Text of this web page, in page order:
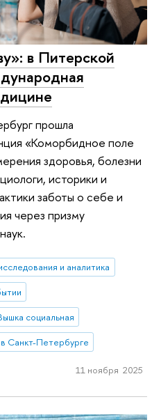
в Питерской
прошла
«Коморбидное поле
здоровья, болезни
историки и
заботы о себе и
через призму
и аналитика
социальная
Санкт-Петербурге
11 ноября 2025